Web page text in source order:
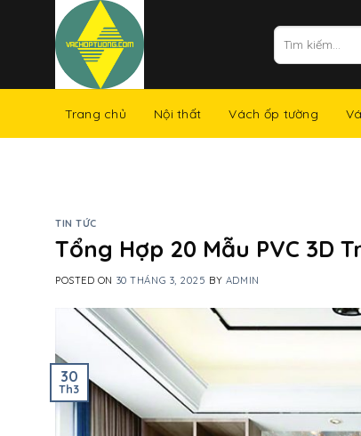
Tìm
kiếm:
Trang chủ Nội thất Vách ốp tường
TIN TỨC
Tổng Hợp 20 Mẫu PVC 3D
POSTED ON 30 THÁNG 3, 2025 BY ADMIN
30
Th3